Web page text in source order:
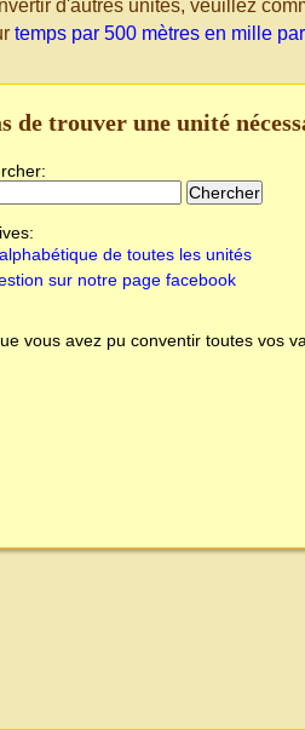
d'autres unités, veuillez
temps par 500 mètres en mille
de trouver une unité
de toutes les unités
sur notre page facebook
vous avez pu conventir toutes vos